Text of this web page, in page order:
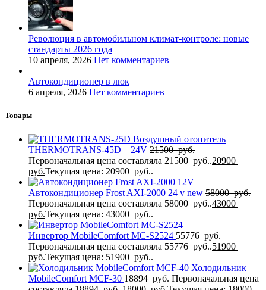
Революция в автомобильном климат-контроле: новые
стандарты 2026 года
10 апреля, 2026 Нет комментариев
Автокондиционер в люк
6 апреля, 2026 Нет комментариев
Товары
Воздушный отопитель
THERMOTRANS-45D – 24V 21500руб.
Первоначальная цена составляла 21500 руб..20900
руб.Текущая цена: 20900 руб..
Автокондиционер Frost AXI-2000 24 v new 58000руб.
Первоначальная цена составляла 58000 руб..43000
руб.Текущая цена: 43000 руб..
Инвертор MobileComfort MC-S2524 55776руб.
Первоначальная цена составляла 55776 руб..51900
руб.Текущая цена: 51900 руб..
Холодильник
MobileComfort MCF-30 18894руб. Первоначальная цена